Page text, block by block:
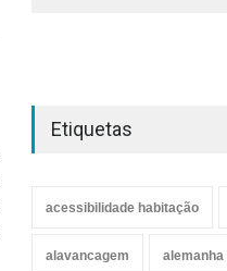
Etiquetas
acessibilidade habitação
alavancagem alemanha